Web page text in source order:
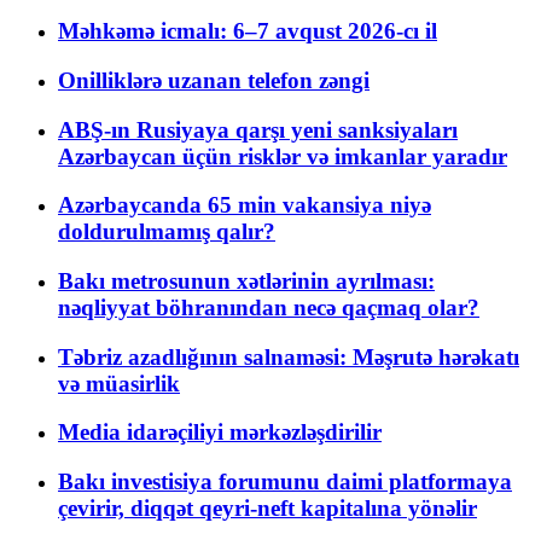
Məhkəmə icmalı: 6–7 avqust 2026-cı il
Onilliklərə uzanan telefon zəngi
ABŞ-ın Rusiyaya qarşı yeni sanksiyaları
Azərbaycan üçün risklər və imkanlar yaradır
Azərbaycanda 65 min vakansiya niyə
doldurulmamış qalır?
Bakı metrosunun xətlərinin ayrılması:
nəqliyyat böhranından necə qaçmaq olar?
Təbriz azadlığının salnaməsi: Məşrutə hərəkatı
və müasirlik
Media idarəçiliyi mərkəzləşdirilir
Bakı investisiya forumunu daimi platformaya
çevirir, diqqət qeyri-neft kapitalına yönəlir